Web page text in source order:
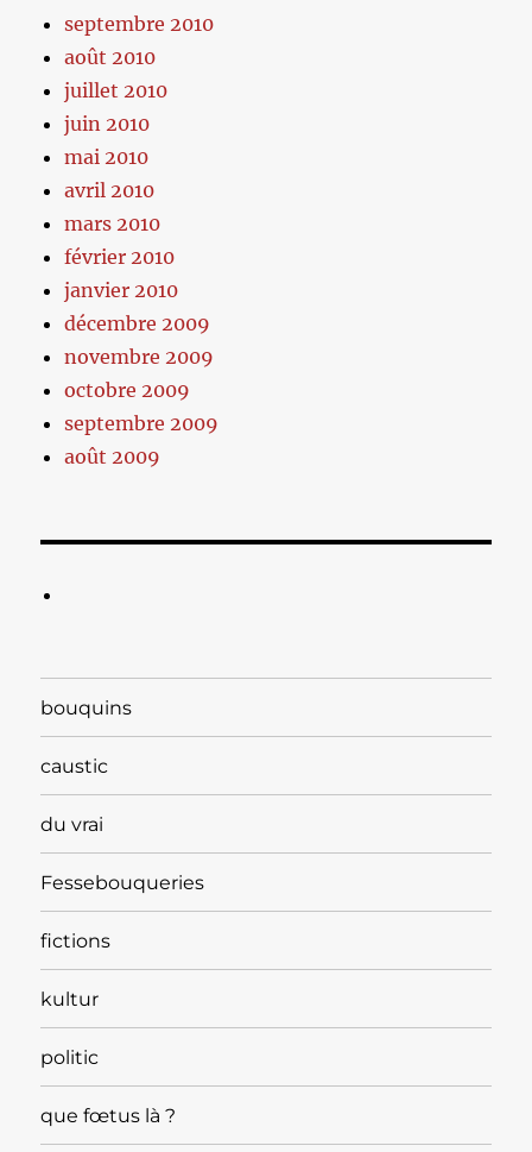
septembre 2010
août 2010
juillet 2010
juin 2010
mai 2010
avril 2010
mars 2010
février 2010
janvier 2010
décembre 2009
novembre 2009
octobre 2009
septembre 2009
août 2009
bouquins
caustic
du vrai
Fessebouqueries
fictions
kultur
politic
que fœtus là ?